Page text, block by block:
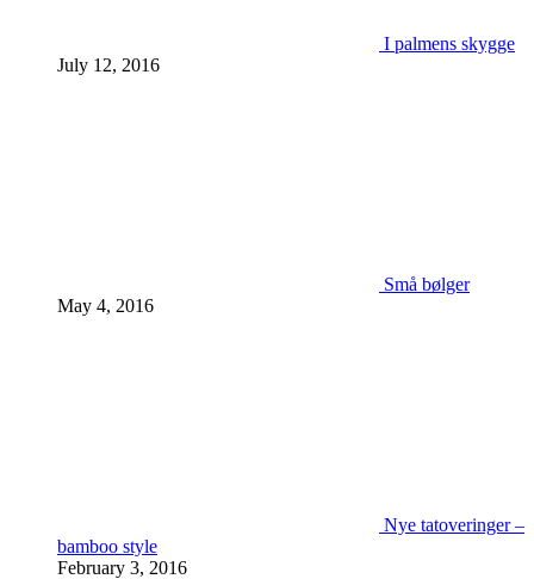
I palmens skygge
July 12, 2016
Små bølger
May 4, 2016
Nye tatoveringer –
bamboo style
February 3, 2016